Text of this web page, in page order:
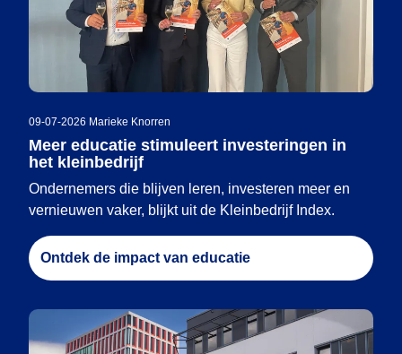
09-07-2026 Marieke Knorren
Meer educatie stimuleert investeringen in
het kleinbedrijf
Ondernemers die blijven leren, investeren meer en
vernieuwen vaker, blijkt uit de Kleinbedrijf Index.
Ontdek de impact van educatie